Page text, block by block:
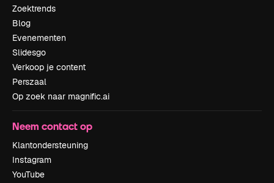
Zoektrends
Blog
Evenementen
Slidesgo
Verkoop je content
Perszaal
Op zoek naar magnific.ai
Neem contact op
Klantondersteuning
Instagram
YouTube